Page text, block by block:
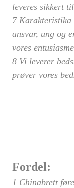
leveres sikkert
7 Karakteristika
ansvar, ung og
vores
8 Vi leverer
prøver vores
Fordel:
1 Chinabrett